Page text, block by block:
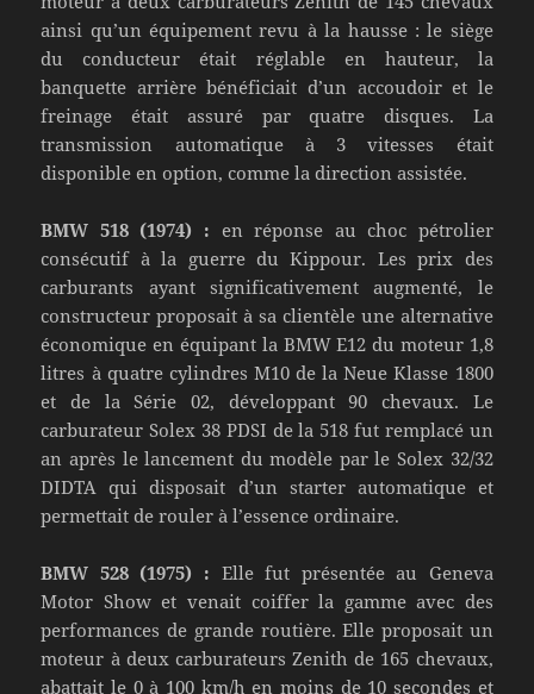
ainsi qu’un équipement revu à la hausse : le siège
du conducteur était réglable en hauteur, la
banquette arrière bénéficiait d’un accoudoir et le
freinage était assuré par quatre disques. La
transmission automatique à 3 vitesses était
disponible en option, comme la direction assistée.
BMW 518 (1974) : en réponse au choc pétrolier
consécutif à la guerre du Kippour. Les prix des
carburants ayant significativement augmenté, le
constructeur proposait à sa clientèle une alternative
économique en équipant la BMW E12 du moteur 1,8
litres à quatre cylindres M10 de la Neue Klasse 1800
et de la Série 02, développant 90 chevaux. Le
carburateur Solex 38 PDSI de la 518 fut remplacé un
an après le lancement du modèle par le Solex 32/32
DIDTA qui disposait d’un starter automatique et
permettait de rouler à l’essence ordinaire.
BMW 528 (1975) : Elle fut présentée au Geneva
Motor Show et venait coiffer la gamme avec des
performances de grande routière. Elle proposait un
moteur à deux carburateurs Zenith de 165 chevaux,
abattait le 0 à 100 km/h en moins de 10 secondes et